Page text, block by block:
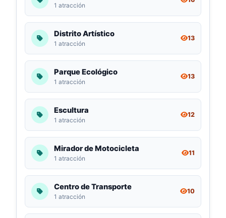
1 atracción
Distrito Artístico
1 atracción
13
Parque Ecológico
1 atracción
13
Escultura
1 atracción
12
Mirador de Motocicleta
1 atracción
11
Centro de Transporte
1 atracción
10